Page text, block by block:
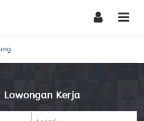
Lowongan Kerja